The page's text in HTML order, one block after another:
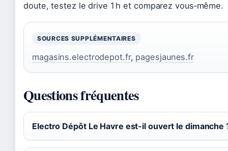
doute, testez le drive 1 h et comparez vous‑même.
SOURCES SUPPLÉMENTAIRES
magasins.electrodepot.fr, pagesjaunes.fr
Questions fréquentes
Electro Dépôt Le Havre est-il ouvert le dimanche